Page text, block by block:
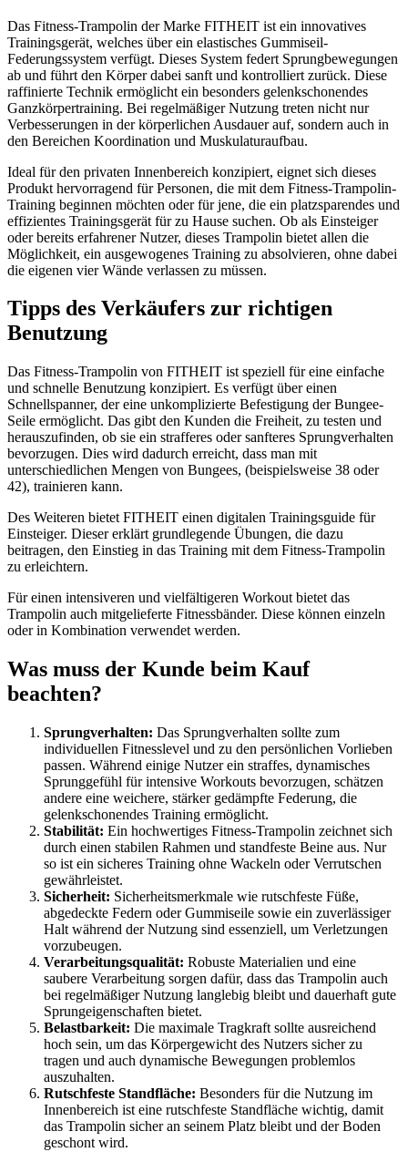
Das Fitness-Trampolin der Marke FITHEIT ist ein innovatives
Trainingsgerät, welches über ein elastisches Gummiseil-
Federungssystem verfügt. Dieses System federt Sprungbewegungen
ab und führt den Körper dabei sanft und kontrolliert zurück. Diese
raffinierte Technik ermöglicht ein besonders gelenkschonendes
Ganzkörpertraining. Bei regelmäßiger Nutzung treten nicht nur
Verbesserungen in der körperlichen Ausdauer auf, sondern auch in
den Bereichen Koordination und Muskulaturaufbau.
Ideal für den privaten Innenbereich konzipiert, eignet sich dieses
Produkt hervorragend für Personen, die mit dem Fitness-Trampolin-
Training beginnen möchten oder für jene, die ein platzsparendes und
effizientes Trainingsgerät für zu Hause suchen. Ob als Einsteiger
oder bereits erfahrener Nutzer, dieses Trampolin bietet allen die
Möglichkeit, ein ausgewogenes Training zu absolvieren, ohne dabei
die eigenen vier Wände verlassen zu müssen.
Tipps des Verkäufers zur richtigen
Benutzung
Das Fitness-Trampolin von FITHEIT ist speziell für eine einfache
und schnelle Benutzung konzipiert. Es verfügt über einen
Schnellspanner, der eine unkomplizierte Befestigung der Bungee-
Seile ermöglicht. Das gibt den Kunden die Freiheit, zu testen und
herauszufinden, ob sie ein strafferes oder sanfteres Sprungverhalten
bevorzugen. Dies wird dadurch erreicht, dass man mit
unterschiedlichen Mengen von Bungees, (beispielsweise 38 oder
42), trainieren kann.
Des Weiteren bietet FITHEIT einen digitalen Trainingsguide für
Einsteiger. Dieser erklärt grundlegende Übungen, die dazu
beitragen, den Einstieg in das Training mit dem Fitness-Trampolin
zu erleichtern.
Für einen intensiveren und vielfältigeren Workout bietet das
Trampolin auch mitgelieferte Fitnessbänder. Diese können einzeln
oder in Kombination verwendet werden.
Was muss der Kunde beim Kauf
beachten?
Sprungverhalten: Das Sprungverhalten sollte zum
individuellen Fitnesslevel und zu den persönlichen Vorlieben
passen. Während einige Nutzer ein straffes, dynamisches
Sprunggefühl für intensive Workouts bevorzugen, schätzen
andere eine weichere, stärker gedämpfte Federung, die
gelenkschonendes Training ermöglicht.
Stabilität: Ein hochwertiges Fitness-Trampolin zeichnet sich
durch einen stabilen Rahmen und standfeste Beine aus. Nur
so ist ein sicheres Training ohne Wackeln oder Verrutschen
gewährleistet.
Sicherheit: Sicherheitsmerkmale wie rutschfeste Füße,
abgedeckte Federn oder Gummiseile sowie ein zuverlässiger
Halt während der Nutzung sind essenziell, um Verletzungen
vorzubeugen.
Verarbeitungsqualität: Robuste Materialien und eine
saubere Verarbeitung sorgen dafür, dass das Trampolin auch
bei regelmäßiger Nutzung langlebig bleibt und dauerhaft gute
Sprungeigenschaften bietet.
Belastbarkeit: Die maximale Tragkraft sollte ausreichend
hoch sein, um das Körpergewicht des Nutzers sicher zu
tragen und auch dynamische Bewegungen problemlos
auszuhalten.
Rutschfeste Standfläche: Besonders für die Nutzung im
Innenbereich ist eine rutschfeste Standfläche wichtig, damit
das Trampolin sicher an seinem Platz bleibt und der Boden
geschont wird.